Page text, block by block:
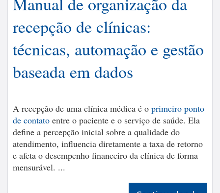
recepção de clínicas:
técnicas, automação e gestão
baseada em dados
A recepção de uma clínica médica é o primeiro ponto
de contato entre o paciente e o serviço de saúde. Ela
define a percepção inicial sobre a qualidade do
atendimento, influencia diretamente a taxa de retorno
e afeta o desempenho financeiro da clínica de forma
mensurável. ...